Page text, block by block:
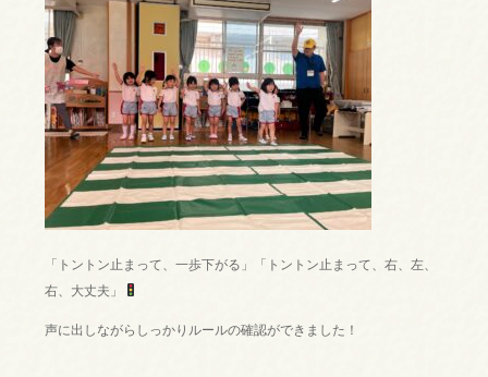
「トントン止まって、一歩下がる」「トントン止まって、右、左、
右、大丈夫」
声に出しながらしっかりルールの確認ができました！